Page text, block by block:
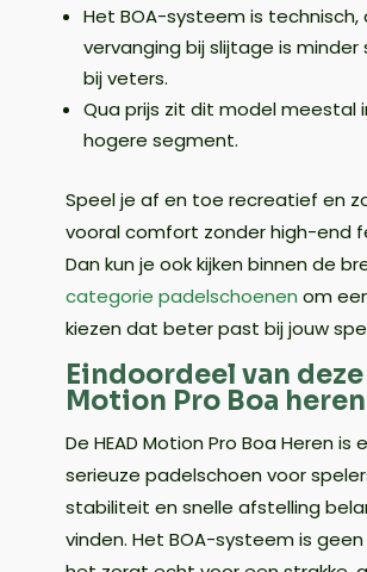
Het BOA-systeem is technisch,
vervanging bij slijtage is minder
bij veters.
Qua prijs zit dit model meestal
hogere segment.
Speel je af en toe recreatief en
vooral comfort zonder high-end
Dan kun je ook kijken binnen de
categorie padelschoenen om
kiezen dat beter past bij jouw
Eindoordeel van deze
Motion Pro Boa
De HEAD Motion Pro Boa Heren is
serieuze padelschoen voor
stabiliteit en snelle afstelling
vinden. Het BOA-systeem is